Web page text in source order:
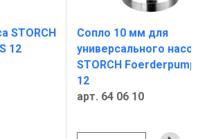
STORCH
12
Сопло 10 мм для
универсального
STORCH
12
арт. 64 06 10